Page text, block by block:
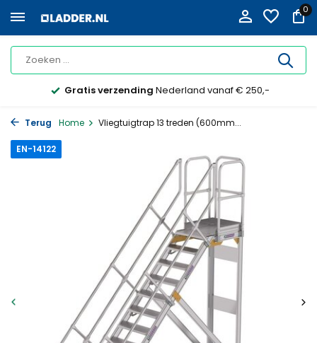
0
Gratis verzending Nederland vanaf € 250,-
Terug Home Vliegtuigtrap 13 treden (600mm...
EN-14122